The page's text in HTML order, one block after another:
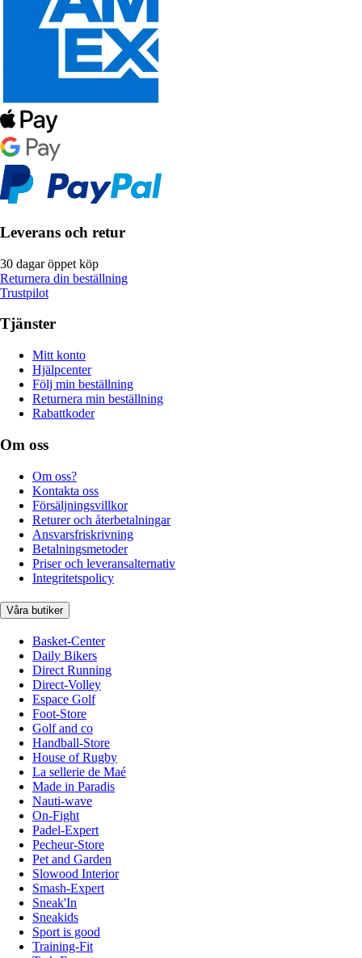
Leverans och retur
30 dagar öppet köp
Returnera din beställning
Trustpilot
Tjänster
Mitt konto
Hjälpcenter
Följ min beställning
Returnera min beställning
Rabattkoder
Om oss
Om oss?
Kontakta oss
Försäljningsvillkor
Returer och återbetalningar
Ansvarsfriskrivning
Betalningsmetoder
Priser och leveransalternativ
Integritetspolicy
Våra butiker
Basket-Center
Daily Bikers
Direct Running
Direct-Volley
Espace Golf
Foot-Store
Golf and co
Handball-Store
House of Rugby
La sellerie de Maé
Made in Paradis
Nauti-wave
On-Fight
Padel-Expert
Pecheur-Store
Pet and Garden
Slowood Interior
Smash-Expert
Sneak'In
Sneakids
Sport is good
Training-Fit